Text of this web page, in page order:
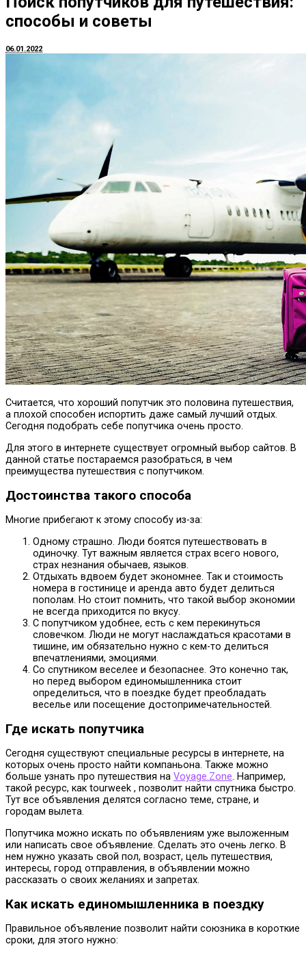
способы и советы
06.01.2022
Считается, что хороший попутчик это половина путешествия,
а плохой способен испортить даже самый лучший отдых.
Сегодня подобрать себе попутчика очень просто.
Для этого в интернете существует огромный выбор сайтов. В
данной статье постараемся разобраться, в чем
преимущества путешествия с попутчиком.
Достоинства такого способа
Многие прибегают к этому способу из-за:
Одному страшно. Люди боятся путешествовать в
одиночку. Тут важным является страх всего нового,
страх незнания обычаев, языков.
Отдыхать вдвоем будет экономнее. Так и стоимость
номера в гостинице и аренда авто будет делиться
пополам. Но стоит помнить, что такой выбор экономии
не всегда приходится по вкусу.
С попутчиком удобнее, есть с кем перекинуться
словечком. Люди не могут наслаждаться красотами в
тишине, им обязательно нужно с кем-то делиться
впечатлениями, эмоциями.
Со спутником веселее и безопаснее. Это конечно так,
но перед выбором единомышленника стоит
определиться, что в поездке будет преобладать
веселье или посещение достопримечательностей.
Где искать попутчика
Сегодня существуют специальные ресурсы в интернете, на
которых очень просто найти компаньона. Также можно
больше узнать про путешествия на Voyage.Zone. Например,
такой ресурс, как tourweek , позволит найти спутника быстро.
Тут все объявления делятся согласно теме, стране, и
городам вылета.
Попутчика можно искать по объявлениям уже выложенным
или написать свое объявление. Сделать это очень легко. В
нем нужно указать свой пол, возраст, цель путешествия,
интересы, город отправления, в объявлении можно
рассказать о своих желаниях и запретах.
Как искать единомышленника в поездку
Правильное объявление позволит найти союзника в короткие
сроки, для этого нужно: